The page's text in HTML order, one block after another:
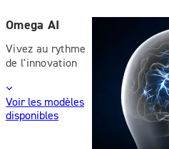
Omega AI
Vivez au rythme
de l'innovation
Voir les modèles
disponibles